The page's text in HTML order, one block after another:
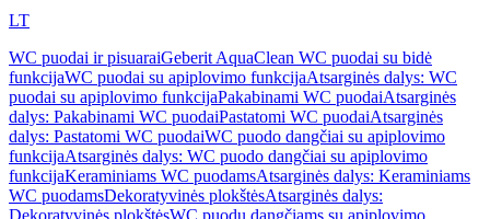
LT
WC puodai ir pisuaraiGeberit AquaClean WC puodai su bidė
funkcijaWC puodai su apiplovimo funkcijaAtsarginės dalys: WC
puodai su apiplovimo funkcijaPakabinami WC puodaiAtsarginės
dalys: Pakabinami WC puodaiPastatomi WC puodaiAtsarginės
dalys: Pastatomi WC puodaiWC puodo dangčiai su apiplovimo
funkcijaAtsarginės dalys: WC puodo dangčiai su apiplovimo
funkcijaKeraminiams WC puodamsAtsarginės dalys: Keraminiams
WC puodamsDekoratyvinės plokštėsAtsarginės dalys:
Dekoratyvinės plokštėsWC puodų dangčiams su apiplovimo